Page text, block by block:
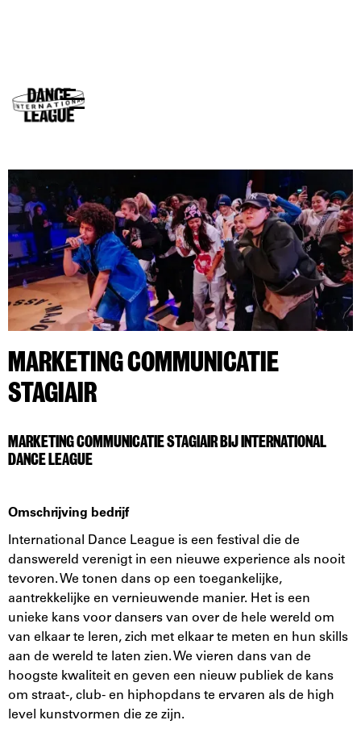
MARKETING COMMUNICATIE
STAGIAIR
MARKETING COMMUNICATIE STAGIAIR BIJ INTERNATIONAL
DANCE LEAGUE
Omschrijving bedrijf
International Dance League is een festival die de
danswereld verenigt in een nieuwe experience als nooit
tevoren. We tonen dans op een toegankelijke,
aantrekkelijke en vernieuwende manier. Het is een
unieke kans voor dansers van over de hele wereld om
van elkaar te leren, zich met elkaar te meten en hun skills
aan de wereld te laten zien. We vieren dans van de
hoogste kwaliteit en geven een nieuw publiek de kans
om straat-, club- en hiphopdans te ervaren als de high
level kunstvormen die ze zijn.